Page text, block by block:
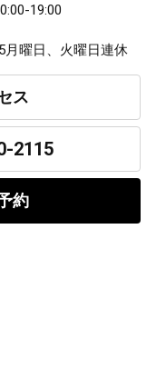
19:00
月曜日、火曜日連休
ス
2115
約